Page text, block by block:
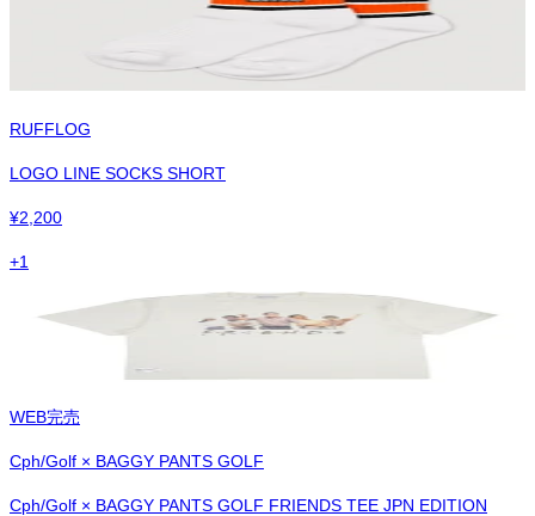
RUFFLOG
LOGO LINE SOCKS SHORT
¥2,200
+1
WEB完売
Cph/Golf × BAGGY PANTS GOLF
Cph/Golf × BAGGY PANTS GOLF FRIENDS TEE JPN EDITION